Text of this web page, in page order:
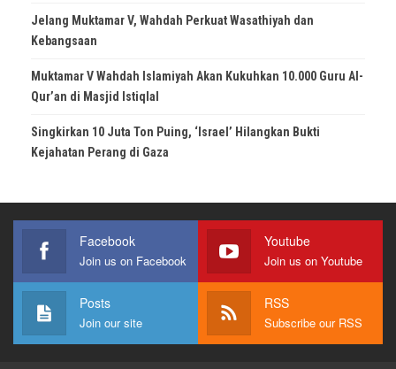
Jelang Muktamar V, Wahdah Perkuat Wasathiyah dan
Kebangsaan
Muktamar V Wahdah Islamiyah Akan Kukuhkan 10.000 Guru Al-
Qur’an di Masjid Istiqlal
Singkirkan 10 Juta Ton Puing, ‘Israel’ Hilangkan Bukti
Kejahatan Perang di Gaza
Facebook
Join us on Facebook
Youtube
Join us on Youtube
Posts
Join our site
RSS
Subscribe our RSS